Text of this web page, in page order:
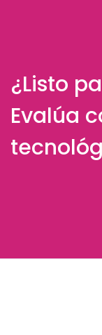
¿Listo
Evalúa